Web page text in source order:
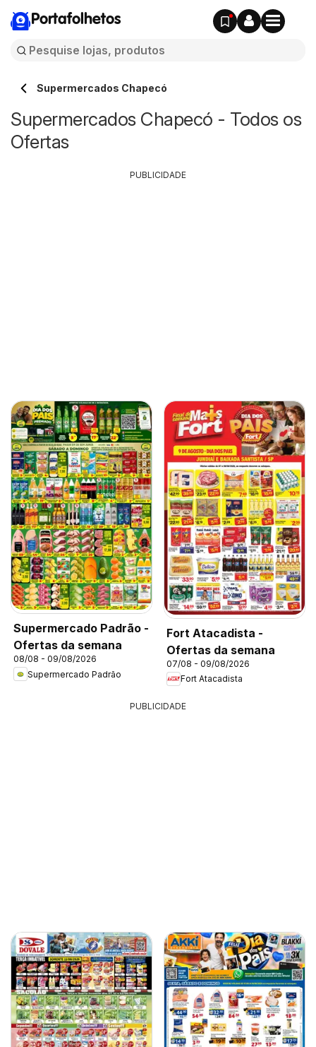
Portafolhetos
Supermercados Chapecó
Supermercados Chapecó - Todos os
Ofertas
Supermercado Padrão -
Ofertas da semana
08/08 - 09/08/2026
Supermercado Padrão
Fort Atacadista -
Ofertas da semana
07/08 - 09/08/2026
Fort Atacadista
PUBLICIDADE
PUBLICIDADE